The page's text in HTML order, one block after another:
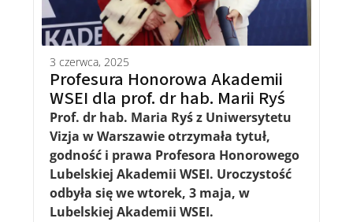
3 czerwca, 2025
Profesura Honorowa Akademii
WSEI dla prof. dr hab. Marii Ryś
Prof. dr hab. Maria Ryś z Uniwersytetu
Vizja w Warszawie otrzymała tytuł,
godność i prawa Profesora Honorowego
Lubelskiej Akademii WSEI. Uroczystość
odbyła się we wtorek, 3 maja, w
Lubelskiej Akademii WSEI.